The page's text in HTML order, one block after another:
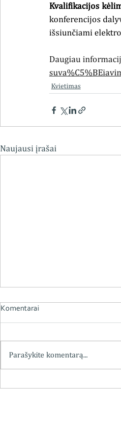
Kvalifikacijos
konferencijos
išsiunčiami
Daugiau
Kvietimas
Naujausi įrašai
Komentarai
Parašykite komentarą...